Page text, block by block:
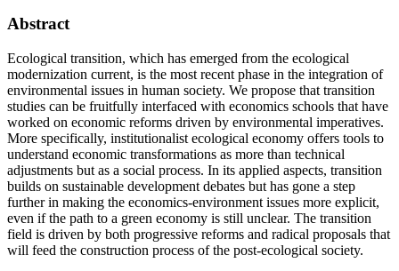
Abstract
Ecological transition, which has emerged from the ecological
modernization current, is the most recent phase in the integration of
environmental issues in human society. We propose that transition
studies can be fruitfully interfaced with economics schools that have
worked on economic reforms driven by environmental imperatives.
More specifically, institutionalist ecological economy offers tools to
understand economic transformations as more than technical
adjustments but as a social process. In its applied aspects, transition
builds on sustainable development debates but has gone a step
further in making the economics-environment issues more explicit,
even if the path to a green economy is still unclear. The transition
field is driven by both progressive reforms and radical proposals that
will feed the construction process of the post-ecological society.